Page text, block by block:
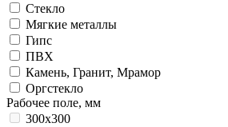
Стекло
Мягкие металлы
Гипс
ПВХ
Камень, Гранит, Мрамор
Оргстекло
Рабочее поле, мм
300x300